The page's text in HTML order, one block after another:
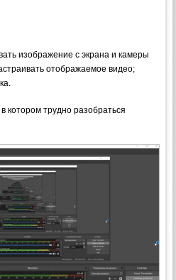
изображение с экрана и камеры
отображаемое видео;
котором трудно разобраться